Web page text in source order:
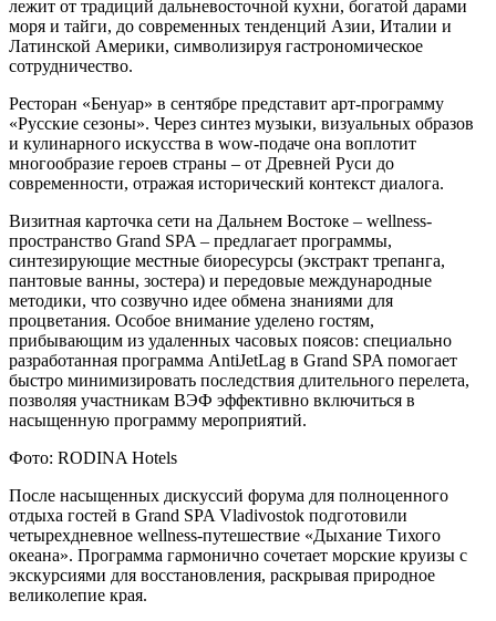
лежит от традиций дальневосточной кухни, богатой дарами
моря и тайги, до современных тенденций Азии, Италии и
Латинской Америки, символизируя гастрономическое
сотрудничество.
Ресторан «Бенуар» в сентябре представит арт-программу
«Русские сезоны». Через синтез музыки, визуальных образов
и кулинарного искусства в wow-подаче она воплотит
многообразие героев страны – от Древней Руси до
современности, отражая исторический контекст диалога.
Визитная карточка сети на Дальнем Востоке – wellness-
пространство Grand SPA – предлагает программы,
синтезирующие местные биоресурсы (экстракт трепанга,
пантовые ванны, зостера) и передовые международные
методики, что созвучно идее обмена знаниями для
процветания. Особое внимание уделено гостям,
прибывающим из удаленных часовых поясов: специально
разработанная программа AntiJetLag в Grand SPA помогает
быстро минимизировать последствия длительного перелета,
позволяя участникам ВЭФ эффективно включиться в
насыщенную программу мероприятий.
Фото: RODINA Hotels
После насыщенных дискуссий форума для полноценного
отдыха гостей в Grand SPA Vladivostok подготовили
четырехдневное wellness-путешествие «Дыхание Тихого
океана». Программа гармонично сочетает морские круизы с
экскурсиями для восстановления, раскрывая природное
великолепие края.